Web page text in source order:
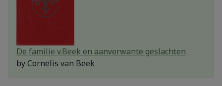
De familie v.Beek en aanverwante geslachten
byCornelis van Beek